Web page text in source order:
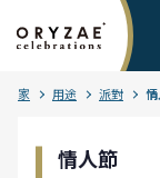
家 用途 派對
情人節